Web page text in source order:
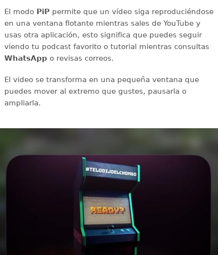
El modoPiPpermite que un vídeo siga reproduciéndose
en una ventana flotante mientras sales de YouTube y
usas otra aplicación, esto significa que puedes seguir
viendo tu podcast favorito o tutorial mientras consultas
WhatsApp o revisas correos.
El video se transforma en una pequeña ventana que
puedes mover al extremo que gustes, pausarla o
ampliarla.